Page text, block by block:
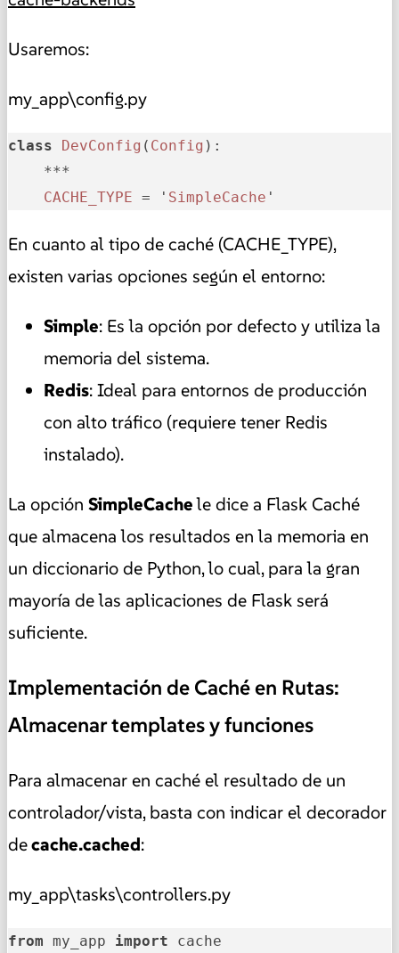
Usaremos:
my_app\config.py
class DevConfig ( Config ):
***
CACHE_TYPE = ' SimpleCache '
En cuanto al tipo de caché (CACHE_TYPE),
existen varias opciones según el entorno:
Simple: Es la opción por defecto y utiliza la
memoria del sistema.
Redis: Ideal para entornos de producción
con alto tráfico (requiere tener Redis
instalado).
La opción SimpleCachele dice a Flask Caché
que almacena los resultados en la memoria en
un diccionario de Python, lo cual, para la gran
mayoría de las aplicaciones de Flask será
suficiente.
Implementación de Caché en Rutas:
Almacenar templates y funciones
Para almacenar en caché el resultado de un
controlador/vista, basta con indicar el decorador
decache.cached:
my_app\tasks\controllers.py
from my_app import cache